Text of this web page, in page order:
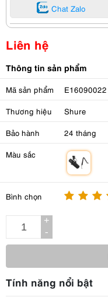
Chat Zalo
Liên hệ
Thông tin sản phẩm
Mã sản phẩm E16090022
Thương hiệu Shure
Bảo hành 24 tháng
Màu sắc
Bình chọn
+
-
Tính năng nổi bật